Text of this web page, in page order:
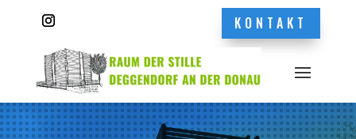
KONTAKT